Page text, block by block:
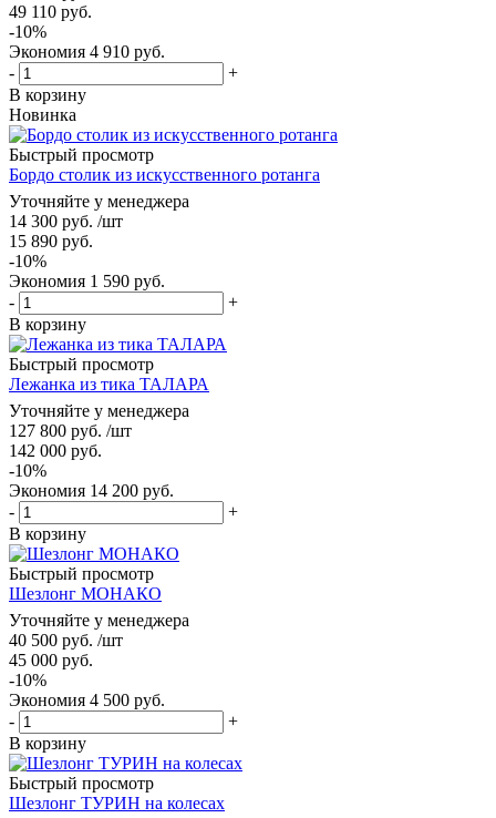
49 110 руб.
-10%
Экономия 4 910 руб.
-
+
В корзину
Новинка
Быстрый просмотр
Бордо столик из искусственного ротанга
Уточняйте у менеджера
14 300 руб. /шт
15 890 руб.
-10%
Экономия 1 590 руб.
-
+
В корзину
Быстрый просмотр
Лежанка из тика ТАЛАРА
Уточняйте у менеджера
127 800 руб. /шт
142 000 руб.
-10%
Экономия 14 200 руб.
-
+
В корзину
Быстрый просмотр
Шезлонг МОНАКО
Уточняйте у менеджера
40 500 руб. /шт
45 000 руб.
-10%
Экономия 4 500 руб.
-
+
В корзину
Быстрый просмотр
Шезлонг ТУРИН на колесах